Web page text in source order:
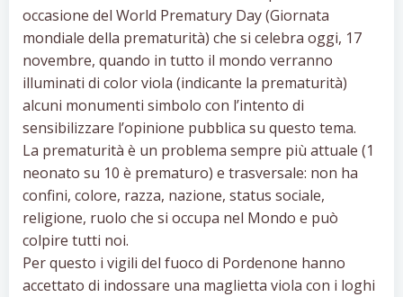
occasione del World Prematury Day (Giornata
mondiale della prematurità) che si celebra oggi, 17
novembre, quando in tutto il mondo verranno
illuminati di color viola (indicante la prematurità)
alcuni monumenti simbolo con l’intento di
sensibilizzare l’opinione pubblica su questo tema.
La prematurità è un problema sempre più attuale (1
neonato su 10 è prematuro) e trasversale: non ha
confini, colore, razza, nazione, status sociale,
religione, ruolo che si occupa nel Mondo e può
colpire tutti noi.
Per questo i vigili del fuoco di Pordenone hanno
accettato di indossare una maglietta viola con i loghi